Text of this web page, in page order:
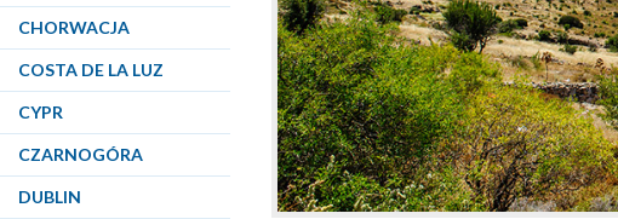
CHORWACJA
COSTA DE LA LUZ
CYPR
CZARNOGÓRA
DUBLIN